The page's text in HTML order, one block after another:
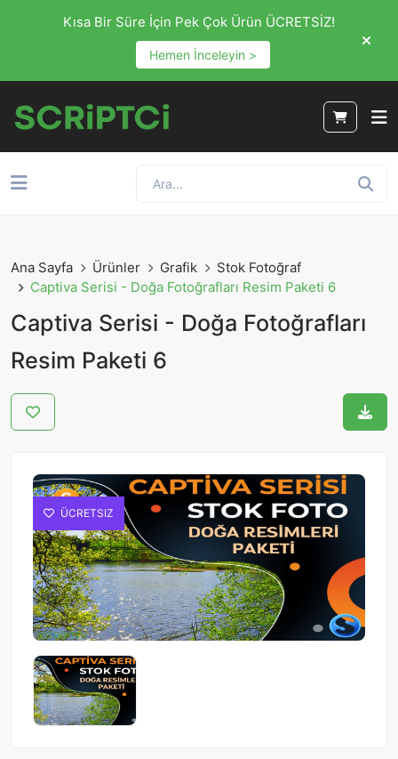
Kısa Bir Süre İçin Pek Çok Ürün ÜCRETSİZ!
Hemen İnceleyin >
Ana Sayfa Ürünler Grafik
Stok Fotoğraf
Captiva Serisi - Doğa Fotoğrafları Resim Paketi 6
Captiva Serisi - Doğa Fotoğrafları
Resim Paketi 6
ÜCRETSIZ